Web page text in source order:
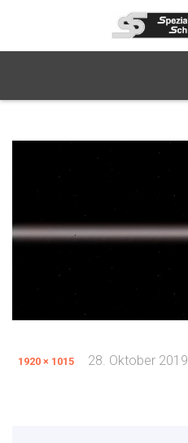
1920 × 1015 28. Oktober 2019